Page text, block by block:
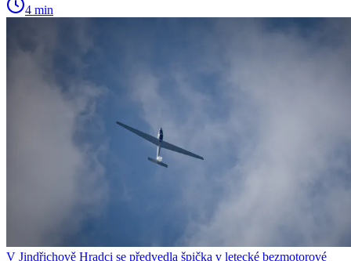
4 min
V Jindřichově Hradci se předvedla špička v letecké bezmotorové